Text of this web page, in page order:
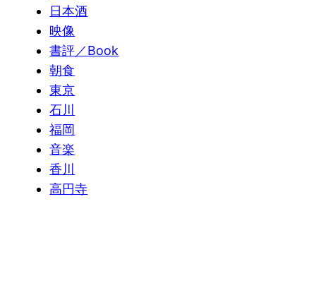
日本酒
映像
書評／Book
朝食
東京
石川
福岡
音楽
香川
高円寺